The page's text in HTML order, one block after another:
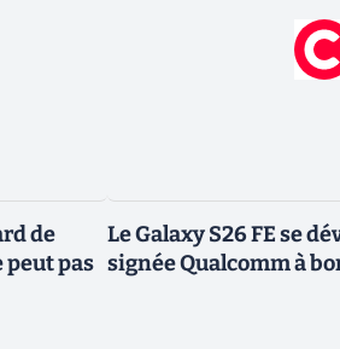
de
peut pas
Le Galaxy S26 FE se
signée Qualcomm à